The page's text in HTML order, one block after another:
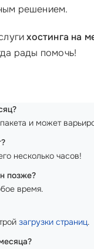
решением.
хостинга на
рады помочь!
и может
несколько часов!
позже?
время.
загрузки страниц.